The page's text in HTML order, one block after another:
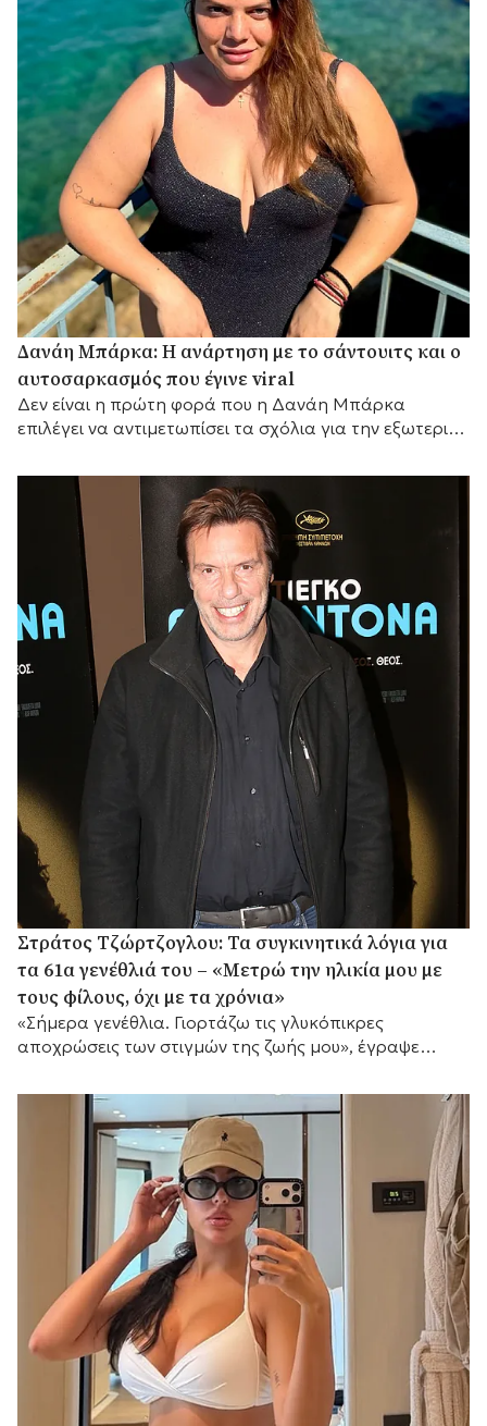
Δανάη Μπάρκα: Η ανάρτηση με το σάντουιτς και ο
αυτοσαρκασμός που έγινε viral
Δεν είναι η πρώτη φορά που η Δανάη Μπάρκα
επιλέγει να αντιμετωπίσει τα σχόλια για την εξωτερική
Στράτος Τζώρτζογλου: Τα συγκινητικά λόγια για
τα 61α γενέθλιά του – «Μετρώ την ηλικία μου με
τους φίλους, όχι με τα χρόνια»
«Σήμερα γενέθλια. Γιορτάζω τις γλυκόπικρες
αποχρώσεις των στιγμών της ζωής μου», έγραψε